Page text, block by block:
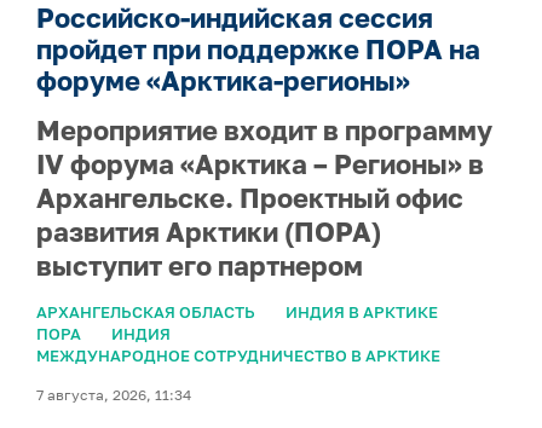
Российско-индийская сессия
пройдет при поддержке ПОРА на
форуме «Арктика-регионы»
Мероприятие входит в программу
IV форума «Арктика – Регионы» в
Архангельске. Проектный офис
развития Арктики (ПОРА)
выступит его партнером
АРХАНГЕЛЬСКАЯ ОБЛАСТЬ
ИНДИЯ В АРКТИКЕ
ПОРА
ИНДИЯ
МЕЖДУНАРОДНОЕ СОТРУДНИЧЕСТВО В АРКТИКЕ
7 августа, 2026, 11:34